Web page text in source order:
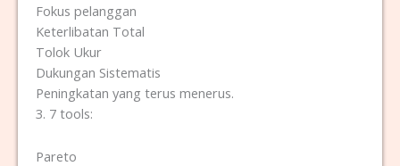
Fokus pelanggan
Keterlibatan Total
Tolok Ukur
Dukungan Sistematis
Peningkatan yang terus menerus.
3. 7 tools:
Pareto